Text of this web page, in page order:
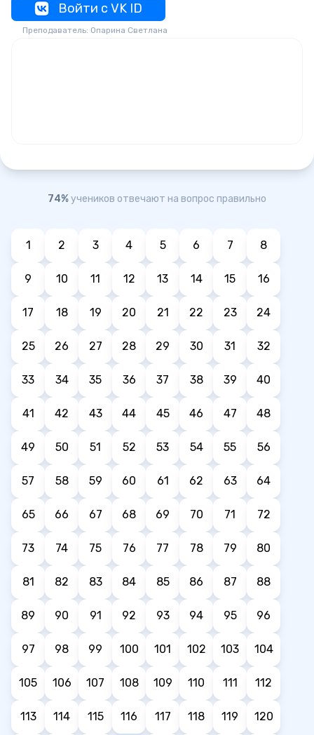
Войти с VK ID
Преподаватель: Опарина Светлана
74%учеников отвечают на вопрос правильно
1 2 3 4 5 6 7 8
9 10 11 12 13 14 15 16
17 18 19 20 21 22 23 24
25 26 27 28 29 30 31 32
33 34 35 36 37 38 39 40
41 42 43 44 45 46 47 48
49 50 51 52 53 54 55 56
57 58 59 60 61 62 63 64
65 66 67 68 69 70 71 72
73 74 75 76 77 78 79 80
81 82 83 84 85 86 87 88
89 90 91 92 93 94 95 96
97 98 99 100 101 102 103 104
105 106 107 108 109 110 111 112
113 114 115 116 117 118 119 120